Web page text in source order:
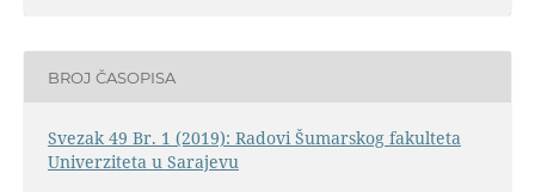
BROJ ČASOPISA
Svezak 49 Br. 1 (2019): Radovi Šumarskog fakulteta
Univerziteta u Sarajevu